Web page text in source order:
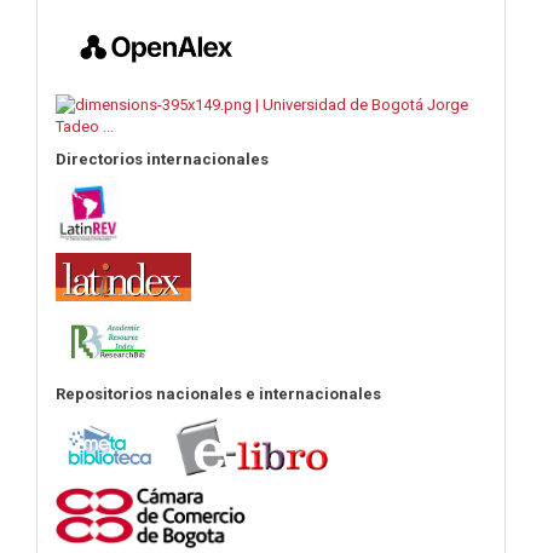
Directorios internacionales
Repositorios nacionales e internacionales